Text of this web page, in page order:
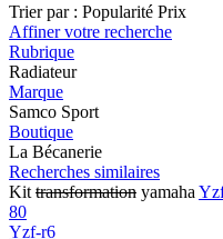
Trier par : Popularité Prix
Affiner votre recherche
Rubrique
Radiateur
Marque
Samco Sport
Boutique
La Bécanerie
Recherches similaires
Kit transformation yamaha
80
Yzf-r6